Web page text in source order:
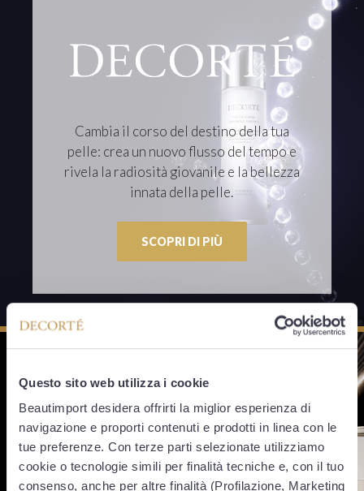
Questo sito web utilizza i cookie
Beautimport desidera offrirti la miglior esperienza di
navigazione e proporti contenuti e prodotti in linea con le
tue preferenze. Con terze parti selezionate utilizziamo
cookie o tecnologie simili per finalità tecniche e, con il tuo
consenso, anche per altre finalità (Profilazione, Marketing
Cambia il corso del destino della tua
pelle: crea un nuovo flusso del tempo e
rivela la radiosità giovanile e la bellezza
innata della pelle.
SCOPRI DI PIÙ